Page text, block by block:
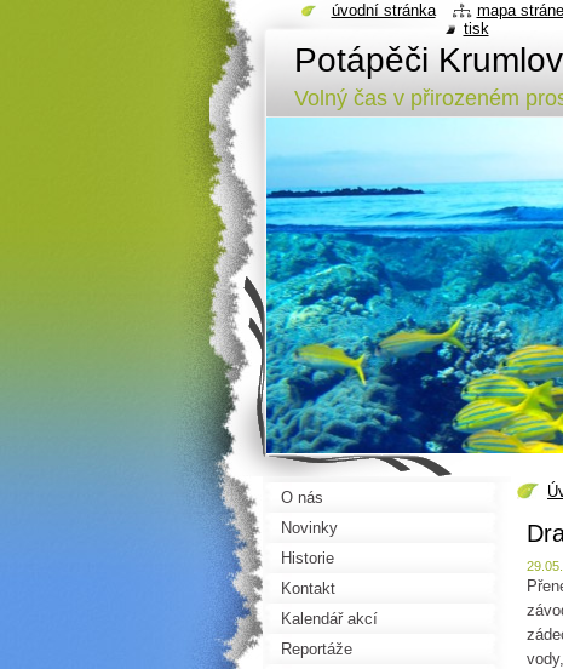
Potápěči Krumlov
Volný čas v přirozeném
O nás
Novinky
Historie
Kontakt
Kalendář akcí
Reportáže
úvodní stránka mapa
tisk